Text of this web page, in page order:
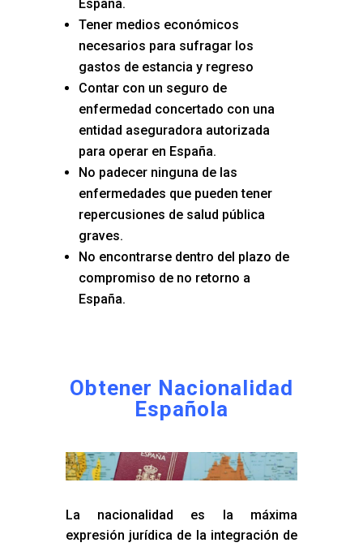
España.
Tener medios económicos
necesarios para sufragar los
gastos de estancia y regreso
Contar con un seguro de
enfermedad concertado con una
entidad aseguradora autorizada
para operar en España.
No padecer ninguna de las
enfermedades que pueden tener
repercusiones de salud pública
graves.
No encontrarse dentro del plazo de
compromiso de no retorno a
España.
Obtener Nacionalidad
Española
La nacionalidad es la máxima
expresión jurídica de la integración de